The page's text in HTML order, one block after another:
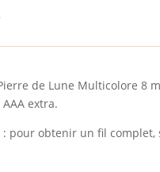
de Lune Multicolore 8
extra.
: pour obtenir un fil